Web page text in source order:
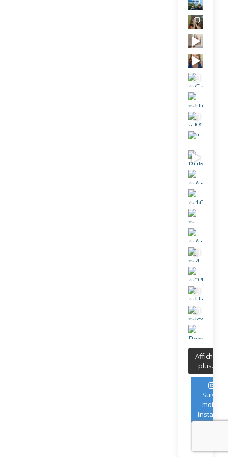
Afficher
plus...
Suivez-
moi sur